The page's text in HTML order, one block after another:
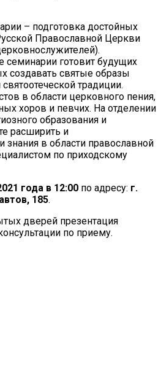
– подготовка достойных
Православной Церкви
семинарии готовит будущих
создавать святые образы
традиции.
в области церковного пения,
хоров и певчих. На отделении
образования и
расширить и
знания в области православной
по приходскому
года в 12:00 по адресу: г.
185.
дверей презентация
по приему.